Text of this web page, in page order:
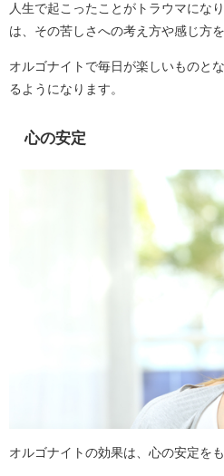
人生で起こったことがトラウマにな
は、その苦しさへの考え方や感じ方
オルゴナイトで毎日が楽しいものと
るようになります。
心の安定
オルゴナイトの効果は、心の安定を